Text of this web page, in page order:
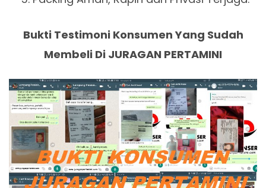
Bukti Testimoni Konsumen Yang Sudah
Membeli Di JURAGAN PERTAMINI